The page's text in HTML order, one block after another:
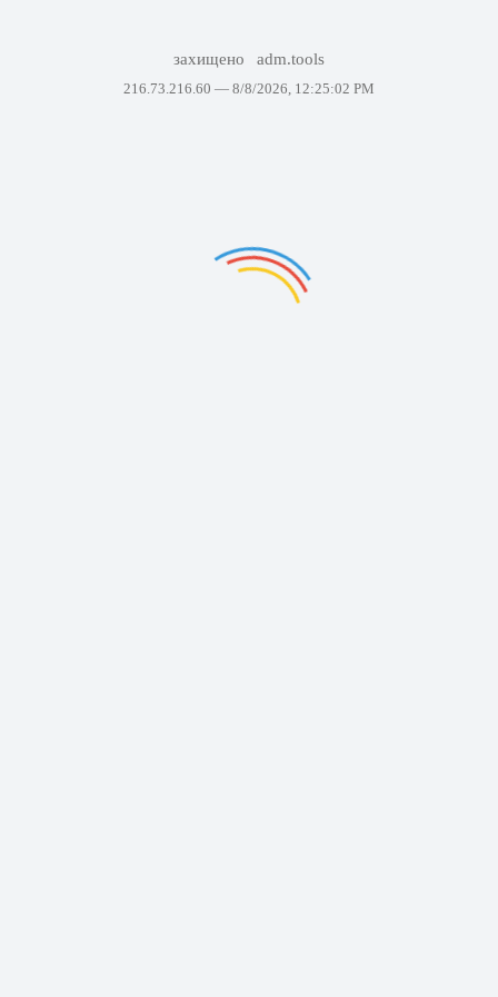
захищено adm.tools
216.73.216.60 — 8/8/2026, 12:25:02 PM